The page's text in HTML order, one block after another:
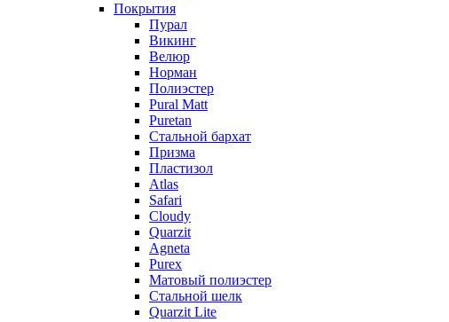
Покрытия
Пурал
Викинг
Велюр
Норман
Полиэстер
Pural Matt
Puretan
Стальной бархат
Призма
Пластизол
Atlas
Safari
Cloudy
Quarzit
Agneta
Purex
Матовый полиэстер
Стальной шелк
Quarzit Lite